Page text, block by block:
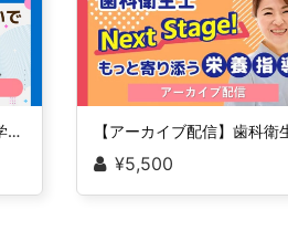
【アーカイブ配信】行動科学で解決しよう！ スタッフが辞めないで、ずっと働きたい職場をつくる
¥5,500